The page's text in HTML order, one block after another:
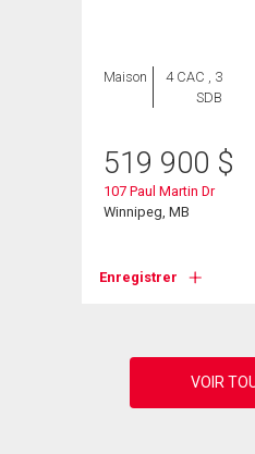
Maison
4 CAC , 3
SDB
519 900 $
107 Paul Martin Dr
Winnipeg, MB
Enregistrer